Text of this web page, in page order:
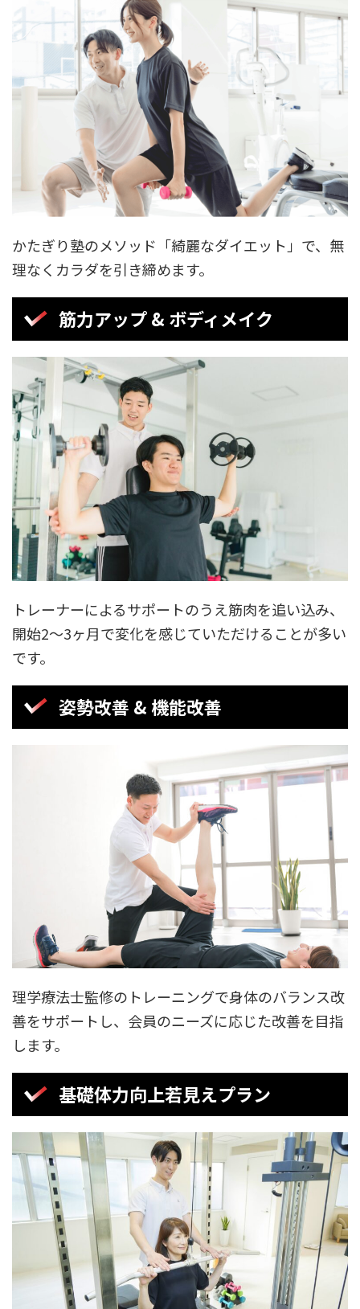
かたぎり塾のメソッド「綺麗なダイエット」で、無
理なくカラダを引き締めます。
筋力アップ & ボディメイク
トレーナーによるサポートのうえ筋肉を追い込み、
開始2〜3ヶ月で変化を感じていただけることが多い
です。
姿勢改善 & 機能改善
理学療法士監修のトレーニングで身体のバランス改
善をサポートし、会員のニーズに応じた改善を目指
します。
基礎体力向上若見えプラン